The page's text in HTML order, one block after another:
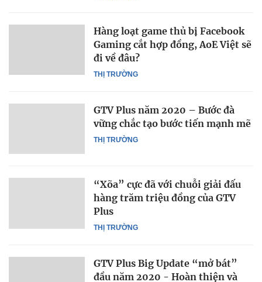
THỊ TRƯỜNG
Hàng loạt game thủ bị Facebook
Gaming cắt hợp đồng, AoE Việt sẽ
đi về đâu?
THỊ TRƯỜNG
GTV Plus năm 2020 – Bước đà
vững chắc tạo bước tiến mạnh mẽ
THỊ TRƯỜNG
“Xõa” cực đã với chuỗi giải đấu
hàng trăm triệu đồng của GTV
Plus
GTV Plus Big Update “mở bát”
đầu năm 2020 - Hoàn thiện và